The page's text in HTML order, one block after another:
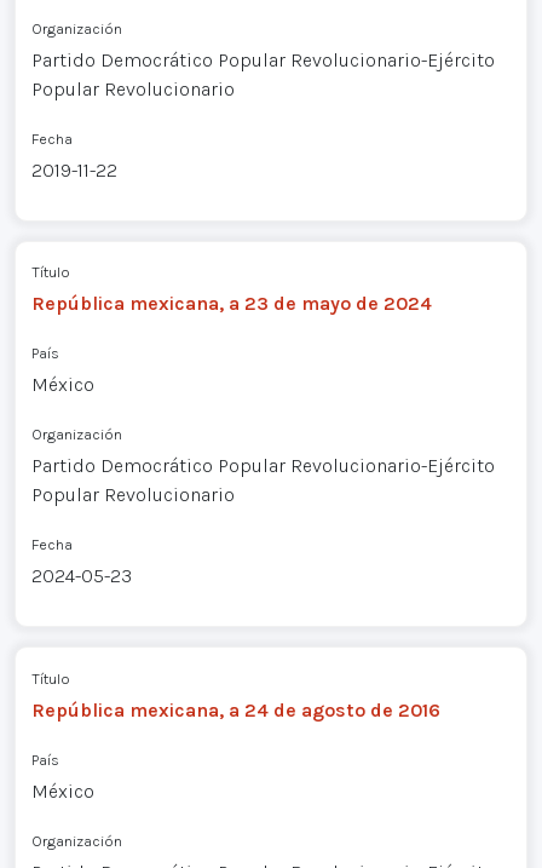
Organización
Partido Democrático Popular Revolucionario-Ejército
Popular Revolucionario
Fecha
2019-11-22
Título
República mexicana, a 23 de mayo de 2024
País
México
Organización
Partido Democrático Popular Revolucionario-Ejército
Popular Revolucionario
Fecha
2024-05-23
Título
República mexicana, a 24 de agosto de 2016
País
México
Organización